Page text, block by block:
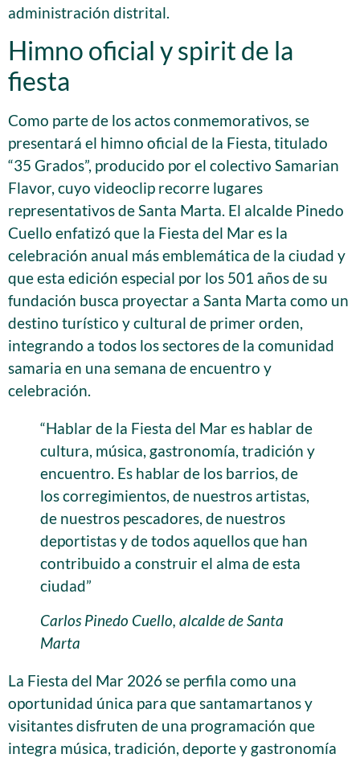
administración distrital.
Himno oficial y spirit de la
fiesta
Como parte de los actos conmemorativos, se
presentará el himno oficial de la Fiesta, titulado
“35 Grados”, producido por el colectivo Samarian
Flavor, cuyo videoclip recorre lugares
representativos de Santa Marta. El alcalde Pinedo
Cuello enfatizó que la Fiesta del Mar es la
celebración anual más emblemática de la ciudad y
que esta edición especial por los 501 años de su
fundación busca proyectar a Santa Marta como un
destino turístico y cultural de primer orden,
integrando a todos los sectores de la comunidad
samaria en una semana de encuentro y
celebración.
“Hablar de la Fiesta del Mar es hablar de
cultura, música, gastronomía, tradición y
encuentro. Es hablar de los barrios, de
los corregimientos, de nuestros artistas,
de nuestros pescadores, de nuestros
deportistas y de todos aquellos que han
contribuido a construir el alma de esta
ciudad”
Carlos Pinedo Cuello, alcalde de Santa
Marta
La Fiesta del Mar 2026 se perfila como una
oportunidad única para que santamartanos y
visitantes disfruten de una programación que
integra música, tradición, deporte y gastronomía